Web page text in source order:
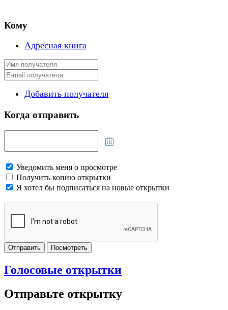
Кому
Адресная книга
Добавить получателя
Когда отправить
Уведомить меня о просмотре
Получить копию открытки
Я хотел бы подписаться на новые открытки
Отправить Посмотреть
Голосовые открытки
Отправьте открытку